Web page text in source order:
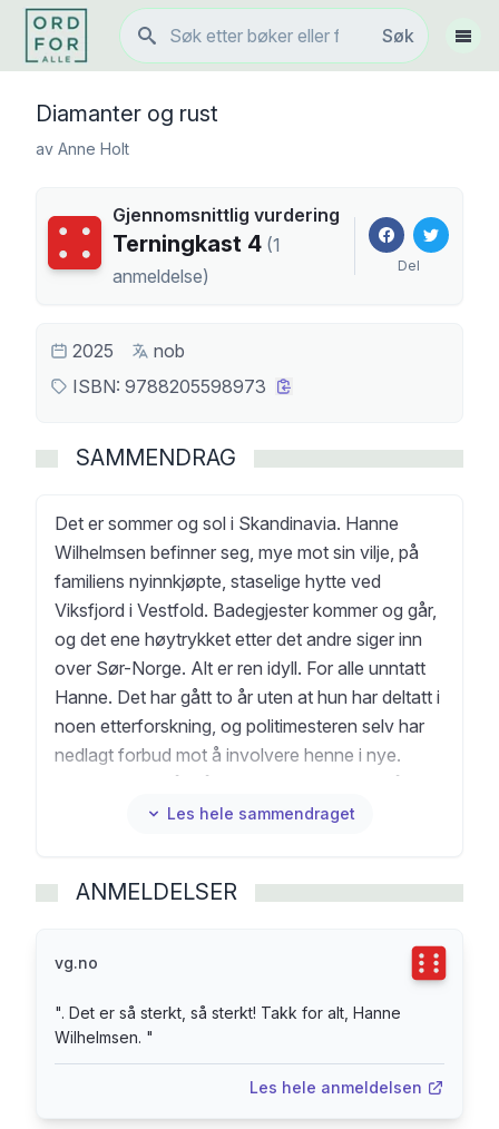
Søk
Søk
Vis
Diamanter og rust
av Anne Holt
Terningkast
Gjennomsnittlig vurdering
Terningkast 4 (1
anmeldelse) Del
2025
nob
ISBN: 9788205598973
SAMMENDRAG
Det er sommer og sol i Skandinavia. Hanne
Wilhelmsen befinner seg, mye mot sin vilje, på
familiens nyinnkjøpte, staselige hytte ved
Viksfjord i Vestfold. Badegjester kommer og går,
og det ene høytrykket etter det andre siger inn
over Sør-Norge. Alt er ren idyll. For alle unntatt
Hanne. Det har gått to år uten at hun har deltatt i
noen etterforskning, og politimesteren selv har
nedlagt forbud mot å involvere henne i nye.
nervene. Men så blir en eldre kvinne blir funnet
familien Wilhelmsens hyttenabo, den folkesky
en hytte full av fester og gjester, søker Hanne
Kristine. Et merkelig vennskap oppstår, og Hanne
Wilhelmsen skal enda en gang få vist at hun
Les hele sammendraget
ANMELDELSER
vg.no
". Det er så sterkt, så sterkt! Takk for alt, Hanne
Wilhelmsen. "
Les hele anmeldelsen